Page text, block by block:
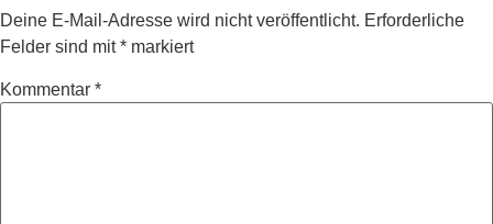
Deine E-Mail-Adresse wird nicht veröffentlicht. Erforderliche
Felder sind mit* markiert
Kommentar *